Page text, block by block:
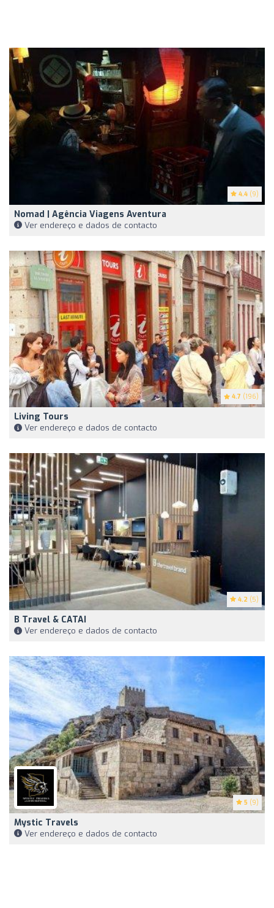
4.4 (9)
Nomad | Agência Viagens Aventura
Ver endereço e dados de contacto
4.7 (196)
Living Tours
Ver endereço e dados de contacto
4.2 (5)
B Travel & CATAI
Ver endereço e dados de contacto
5 (9)
Mystic Travels
Ver endereço e dados de contacto